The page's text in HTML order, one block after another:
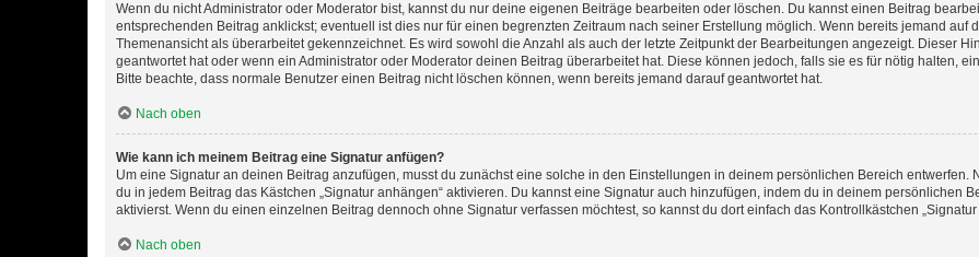
Wenn du nicht Administrator oder Moderator bist, kannst du nur deine eigenen Beiträge bearbeiten oder löschen. Du kannst einen Beitrag
entsprechenden Beitrag anklickst; eventuell ist dies nur für einen begrenzten Zeitraum nach seiner Erstellung möglich. Wenn bereits jemand auf
Themenansicht als überarbeitet gekennzeichnet. Es wird sowohl die Anzahl als auch der letzte Zeitpunkt der Bearbeitungen angezeigt. Dieser
geantwortet hat oder wenn ein Administrator oder Moderator deinen Beitrag überarbeitet hat. Diese können jedoch, falls sie es für nötig halten,
Bitte beachte, dass normale Benutzer einen Beitrag nicht löschen können, wenn bereits jemand darauf geantwortet hat.
Nach oben
Wie kann ich meinem Beitrag eine Signatur anfügen?
Um eine Signatur an deinen Beitrag anzufügen, musst du zunächst eine solche in den Einstellungen in deinem persönlichen Bereich
du in jedem Beitrag das Kästchen „Signatur anhängen“ aktivieren. Du kannst eine Signatur auch hinzufügen, indem du in deinem persönlichen
aktivierst. Wenn du einen einzelnen Beitrag dennoch ohne Signatur verfassen möchtest, so kannst du dort einfach das Kontrollkästchen
Nach oben